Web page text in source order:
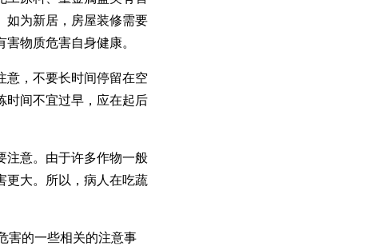
如为新居，房屋装修需要
物质危害自身健康。
意，不要长时间停留在空
时间不宜过早，应在起后
注意。由于许多作物一般
更大。所以，病人在吃蔬
害的一些相关的注意事